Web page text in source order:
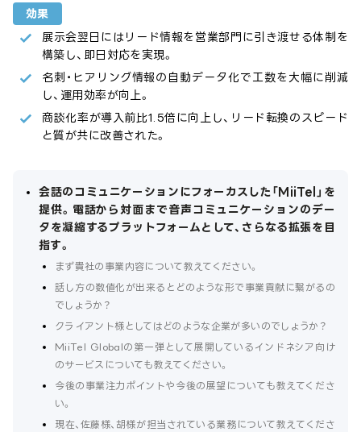
効果
展示会翌日にはリード情報を営業部門に引き渡せる体制を
構築し、即日対応を実現。
名刺・ヒアリング情報の自動データ化で工数を大幅に削減
し、運用効率が向上。
商談化率が導入前比1.5倍に向上し、リード転換のスピード
と質が共に改善された。
会話のコミュニケーションにフォーカスした「MiiTel」を
提供。電話から対面まで音声コミュニケーションのデー
タを凝縮するプラットフォームとして、さらなる拡張を目
指す。
まず貴社の事業内容について教えてください。
話し方の数値化が出来るとどのような形で事業貢献に繋がるの
でしょうか？
クライアント様としてはどのような企業が多いのでしょうか？
MiiTel Globalの第一弾として展開しているインドネシア向け
のサービスについても教えてください。
今後の事業注力ポイントや今後の展望についても教えてくださ
い。
現在、佐藤様、胡様が担当されている業務について教えてくださ